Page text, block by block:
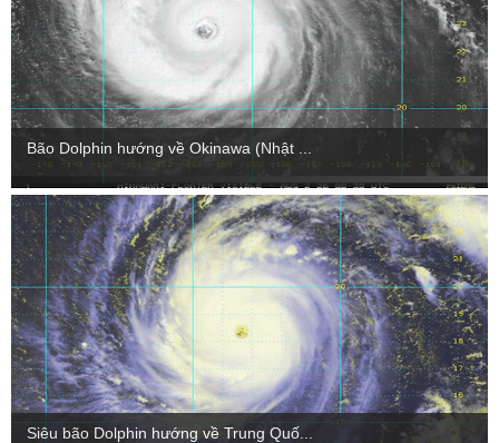
Bão Dolphin hướng về Okinawa (Nhật ...
Siêu bão Dolphin hướng về Trung Quố...